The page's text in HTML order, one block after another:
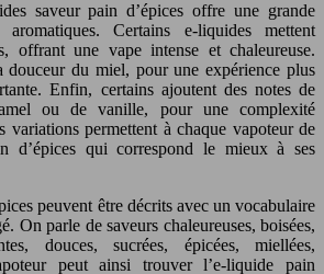
saveur pain d’épices offre une grande
Certains e-liquides mettent
offrant une vape intense et chaleureuse.
douceur du miel, pour une expérience plus
Enfin, certains ajoutent des notes de
ou de vanille, pour une complexité
variations permettent à chaque vapoteur de
d’épices qui correspond le mieux à ses
peuvent être décrits avec un vocabulaire
On parle de saveurs chaleureuses, boisées,
douces, sucrées, épicées, miellées,
peut ainsi trouver l’e-liquide pain